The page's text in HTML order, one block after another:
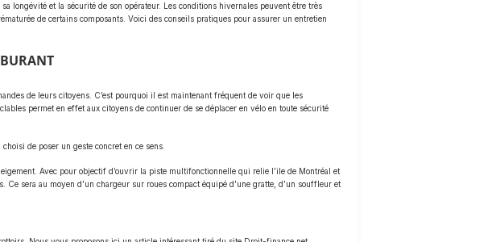
longévité et la sécurité de son opérateur. Les conditions hivernales peuvent être très
de certains composants. Voici des conseils pratiques pour assurer un entretien
de leurs citoyens. C’est pourquoi il est maintenant fréquent de voir que les
permet en effet aux citoyens de continuer de se déplacer en vélo en toute sécurité
de poser un geste concret en ce sens.
Avec pour objectif d’ouvrir la piste multifonctionnelle qui relie l’ile de Montréal et
sera au moyen d’un chargeur sur roues compact équipé d’une gratte, d’un souffleur et